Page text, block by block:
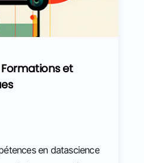
et
en datascience